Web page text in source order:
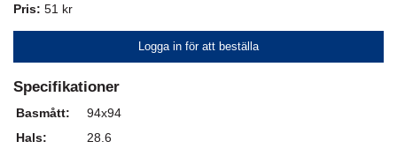
Pris: 51 kr
Logga in för att beställa
Specifikationer
Basmått:
94x94
Hals:
28.6